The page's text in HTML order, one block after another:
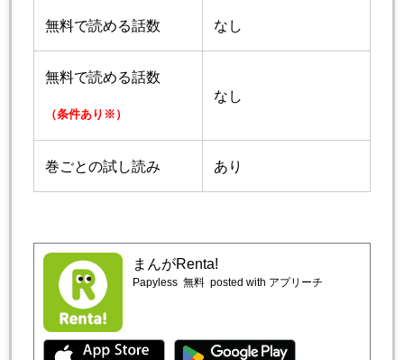
無料で読める話数 なし
無料で読める話数
（条件あり※）
なし
巻ごとの試し読み あり
まんがRenta!
Papyless 無料 posted with アプリーチ